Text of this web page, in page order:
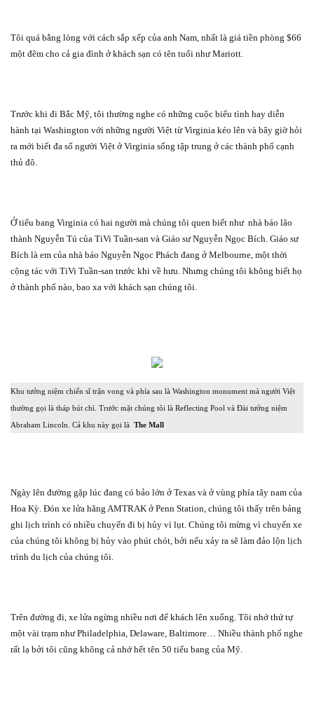
Tôi quá bằng lòng với cách sắp xếp của anh Nam, nhất là giá tiền phòng $66
một đêm cho cả gia đình ở khách sạn có tên tuổi như Mariott.
Trước khi đi Bắc Mỹ, tôi thường nghe có những cuộc biểu tình hay diễn
hành tại Washington với những người Việt từ Virginia kéo lên và bây giờ hỏi
ra mới biết đa số người Việt ở Virginia sống tập trung ở các thành phố cạnh
thủ đô.
Ở tiểu bang Virginia có hai người mà chúng tôi quen biết như nhà báo lão
thành Nguyễn Tú của TiVi Tuần-san và Giáo sư Nguyễn Ngọc Bích. Giáo sư
Bích là em của nhà báo Nguyễn Ngọc Phách đang ở Melbourne, một thời
cộng tác với TiVi Tuần-san trước khi về hưu. Nhưng chúng tôi không biết họ
ở thành phố nào, bao xa với khách sạn chúng tôi.
Khu tưởng niệm chiến sĩ trận vong và phía sau là Washington monument mà người Việt
thường gọi là tháp bút chì. Trước mặt chúng tôi là Reflecting Pool và Đài tưởng niệm
Abraham Lincoln. Cả khu này gọi là The Mall
Ngày lên đường gặp lúc đang có bảo lớn ở Texas và ở vùng phía tây nam của
Hoa Kỳ. Đón xe lửa hãng AMTRAK ở Penn Station, chúng tôi thấy trên bảng
ghi lịch trình có nhiều chuyến đi bị hủy vì lụt. Chúng tôi mừng vì chuyến xe
của chúng tôi không bị hủy vào phút chót, bởi nếu xảy ra sẽ làm đảo lộn lịch
trình du lịch của chúng tôi.
Trên đường đi, xe lửa ngừng nhiều nơi để khách lên xuống. Tôi nhớ thứ tự
một vài trạm như Philadelphia, Delaware, Baltimore… Nhiều thành phố nghe
rất lạ bởi tôi cũng không cả nhớ hết tên 50 tiểu bang của Mỹ.